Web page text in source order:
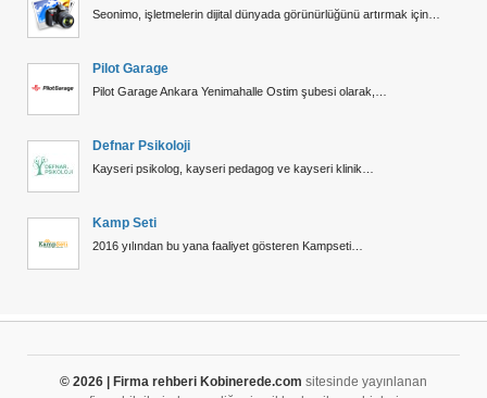
Seonimo, işletmelerin dijital dünyada görünürlüğünü artırmak için…
Pilot Garage
Pilot Garage Ankara Yenimahalle Ostim şubesi olarak,…
Defnar Psikoloji
Kayseri psikolog, kayseri pedagog ve kayseri klinik…
Kamp Seti
2016 yılından bu yana faaliyet gösteren Kampseti…
© 2026 | Firma rehberi Kobinerede.com sitesinde yayınlanan